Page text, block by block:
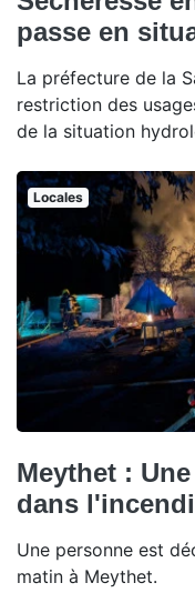
passe en
La préfecture de la
restriction des
de la situation
Locales
Meythet :
dans
Une personne est
matin à Meythet.